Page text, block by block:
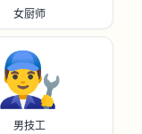
女厨师
👨‍🔧
男技工